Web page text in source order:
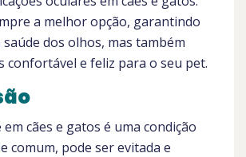
a melhor opção, garantindo
dos olhos, mas também
confortável e feliz para o seu pet.
cães e gatos é uma condição
comum, pode ser evitada e